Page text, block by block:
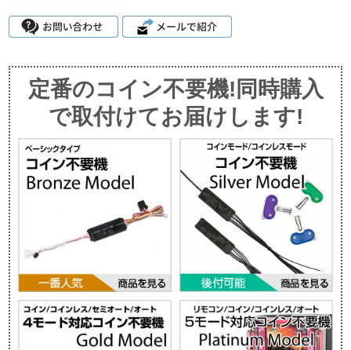
定番のコイン不要機!同時購入
で取付けてお届けします!